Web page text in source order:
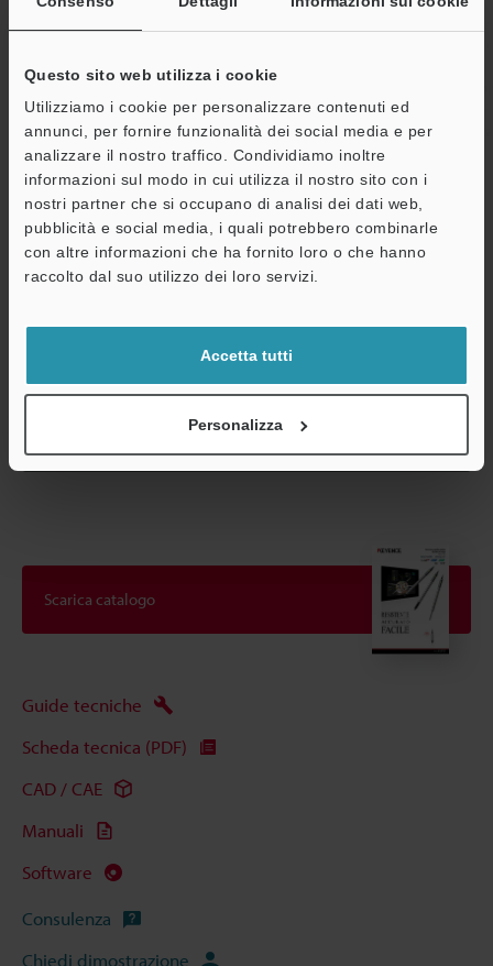
Questo sito web utilizza i cookie
Utilizziamo i cookie per personalizzare contenuti ed
annunci, per fornire funzionalità dei social media e per
analizzare il nostro traffico. Condividiamo inoltre
informazioni sul modo in cui utilizza il nostro sito con i
nostri partner che si occupano di analisi dei dati web,
pubblicità e social media, i quali potrebbero combinarle
con altre informazioni che ha fornito loro o che hanno
raccolto dal suo utilizzo dei loro servizi.
Accetta tutti
Personalizza
Cavo collegamento testina
Peso Circa 320 g
Valore con temperatura ambiente pari a 20 °C.
Valore al centro del campo di misurazione. Si prega di notare
che la potenza di misurazione cambia a seconda dello stato di
installazione dei parapolvere.
Scarica catalogo
Guide tecniche
Scheda tecnica (PDF)
CAD / CAE
Manuali
Software
Consulenza
Chiedi dimostrazione